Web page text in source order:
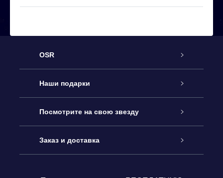
OSR
Обслуживание
Как с нами связаться
Блог
Наши подарки
Онлайн подарок Online Star Gift
Подарочный набор OSR
Посмотрите на свою звезду
Звездный реестр
Заказ и доставка